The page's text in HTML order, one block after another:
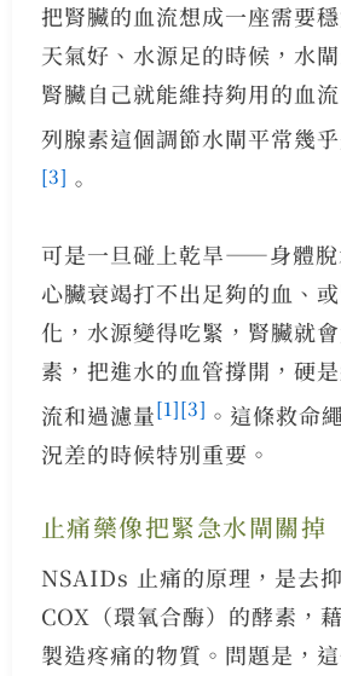
把腎臟的血流想成一座需要
天氣好、水源足的時候，水
腎臟自己就能維持夠用的血
列腺素這個調節水閘平常幾
[3] 。
可是一旦碰上乾旱——身體脫
心臟衰竭打不出足夠的血、
化，水源變得吃緊，腎臟就
素，把進水的血管撐開，硬
流和過濾量[1][3] 。這條救命
況差的時候特別重要。
止痛藥像把緊急水閘關掉
NSAIDs 止痛的原理，是去
COX（環氧合酶）的酵素，
製造疼痛的物質。問題是，